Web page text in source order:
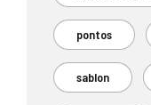
pontos
sablon